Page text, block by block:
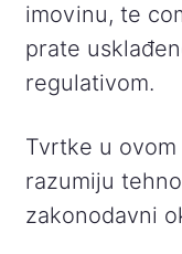
imovinu, te
prate
regulativom.
Tvrtke u
razumiju
zakonodavni